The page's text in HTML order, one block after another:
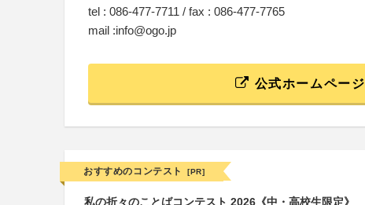
tel : 086-477-7711 / fax : 086-477-7765
mail :info@ogo.jp
公式ホームページ
おすすめのコンテスト [PR]
私の折々のことばコンテスト 2026《中・高校生限定》